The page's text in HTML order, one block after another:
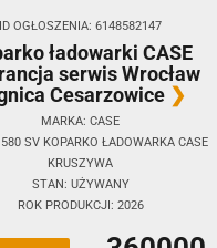
ID OGŁOSZENIA: 6148582147
ładowarki CASE
serwis Wrocław
Cesarzowice
MARKA: CASE
SV KOPARKO ŁADOWARKA CASE
KRUSZYWA
STAN: UŻYWANY
ROK PRODUKCJI: 2026